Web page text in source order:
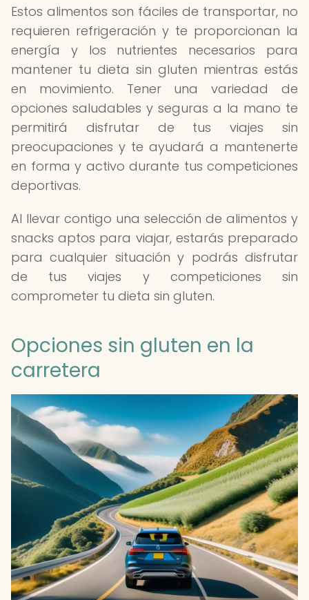
Estos alimentos son fáciles de transportar, no
requieren refrigeración y te proporcionan la
energía y los nutrientes necesarios para
mantener tu dieta sin gluten mientras estás
en movimiento. Tener una variedad de
opciones saludables y seguras a la mano te
permitirá disfrutar de tus viajes sin
preocupaciones y te ayudará a mantenerte
en forma y activo durante tus competiciones
deportivas.
Al llevar contigo una selección de alimentos y
snacks aptos para viajar, estarás preparado
para cualquier situación y podrás disfrutar
de tus viajes y competiciones sin
comprometer tu dieta sin gluten.
Opciones sin gluten en la
carretera